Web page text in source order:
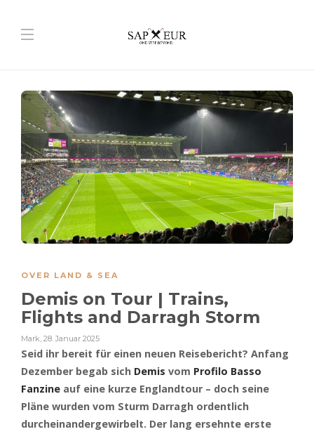
OVER LAND & SEA
Demis on Tour | Trains,
Flights and Darragh Storm
Mark, 28. Januar 2025
Seid ihr bereit für einen neuen Reisebericht? Anfang
Dezember begab sich Demis vom Profilo Basso
Fanzine auf eine kurze Englandtour – doch seine
Pläne wurden vom Sturm Darragh ordentlich
durcheinandergewirbelt. Der lang ersehnte erste